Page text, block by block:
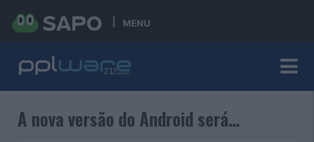
MENU
A nova versão do Android será…